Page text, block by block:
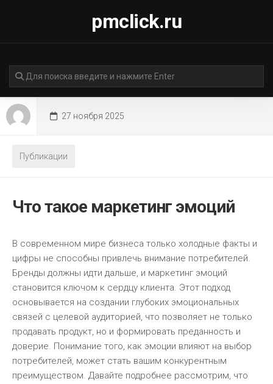
pmclick.ru
27 ноября 2025
Публикации
Что такое маркетинг эмоций
В современном мире бизнеса только холодные факты и
цифры не способны привлечь внимание потребителей.
Бренды должны идти дальше, и маркетинг эмоций
становится ключом к сердцу клиента. Этот подход
основывается на создании глубоких эмоциональных
связей с целевой аудиторией, что позволяет не только
продавать продукт, но и формировать преданность и
доверие. Понимание того, как эмоции влияют на выбор
потребителей, может стать вашим конкурентным
преимуществом. Давайте подробнее рассмотрим, что